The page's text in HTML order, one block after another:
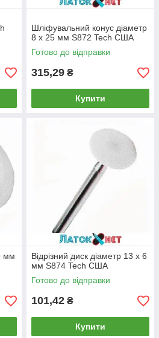
Шліфувальний конус діаметр
8 х 25 мм S872 Tech США
Готово до відправки
315,29 ₴
Купити
мм
Відрізний диск діаметр 13 х 6
мм S874 Tech США
Готово до відправки
101,42 ₴
Купити